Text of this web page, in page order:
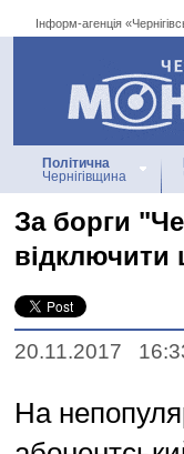
Інформ-агенція
Інформ-
Політична
Чернігівщина
За борги
відключити
20.11.2017
На